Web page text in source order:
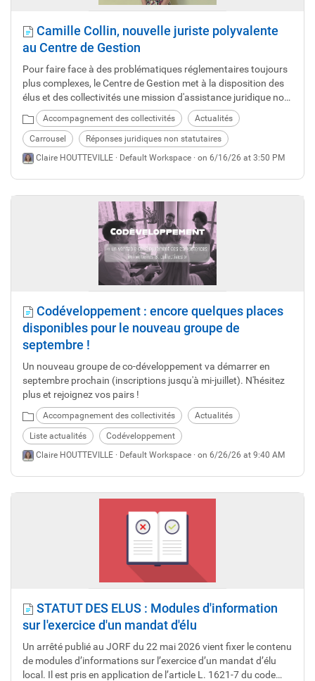
Camille Collin, nouvelle juriste polyvalente
au Centre de Gestion
Pour faire face à des problématiques réglementaires toujours
plus complexes, le Centre de Gestion met à la disposition des
élus et des collectivités une mission d'assistance juridique non
statutaire. Après presque 19 ans passés sur cette mission
avant une retraite bien méritée, Guillaume Hamon a passé le
relais à votre nouvelle interlocutrice, Camille Collin, depuis le 11
juin dernier. Nous vous la présentons.
Accompagnement des collectivités Actualités
Carrousel
Réponses juridiques non statutaires
Claire HOUTTEVILLE · Default Workspace · on 6/16/26 at 3:50 PM
Codéveloppement : encore quelques places
disponibles pour le nouveau groupe de
septembre !
Un nouveau groupe de co-développement va démarrer en
septembre prochain (inscriptions jusqu'à mi-juillet). N'hésitez
plus et rejoignez vos pairs !
Accompagnement des collectivités Actualités
Liste actualités
Codéveloppement
Claire HOUTTEVILLE · Default Workspace · on 6/26/26 at 9:40 AM
STATUT DES ELUS : Modules d'information
sur l'exercice d'un mandat d'élu
Un arrêté publié au JORF du 22 mai 2026 vient fixer le contenu
de modules d’informations sur l’exercice d’un mandat d’élu
local. Il est pris en application de l’article L. 1621-7 du code